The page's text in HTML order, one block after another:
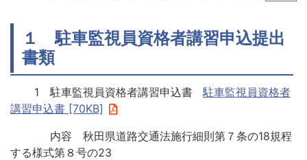
１ 駐車監視員資格者講習申込提出
書類
1 駐車監視員資格者講習申込書 駐車監視員資格者
講習申込書 [70KB]
内容 秋田県道路交通法施行細則第７条の18規程
する様式第８号の23